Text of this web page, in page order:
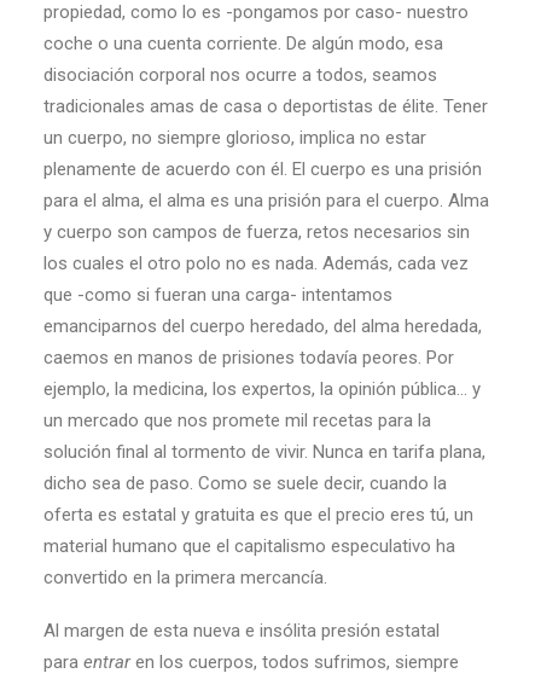
propiedad, como lo es -pongamos por caso- nuestro
coche o una cuenta corriente. De algún modo, esa
disociación corporal nos ocurre a todos, seamos
tradicionales amas de casa o deportistas de élite. Tener
un cuerpo, no siempre glorioso, implica no estar
plenamente de acuerdo con él. El cuerpo es una prisión
para el alma, el alma es una prisión para el cuerpo. Alma
y cuerpo son campos de fuerza, retos necesarios sin
los cuales el otro polo no es nada. Además, cada vez
que -como si fueran una carga- intentamos
emanciparnos del cuerpo heredado, del alma heredada,
caemos en manos de prisiones todavía peores. Por
ejemplo, la medicina, los expertos, la opinión pública… y
un mercado que nos promete mil recetas para la
solución final al tormento de vivir. Nunca en tarifa plana,
dicho sea de paso. Como se suele decir, cuando la
oferta es estatal y gratuita es que el precio eres tú, un
material humano que el capitalismo especulativo ha
convertido en la primera mercancía.
Al margen de esta nueva e insólita presión estatal
para entraren los cuerpos, todos sufrimos, siempre